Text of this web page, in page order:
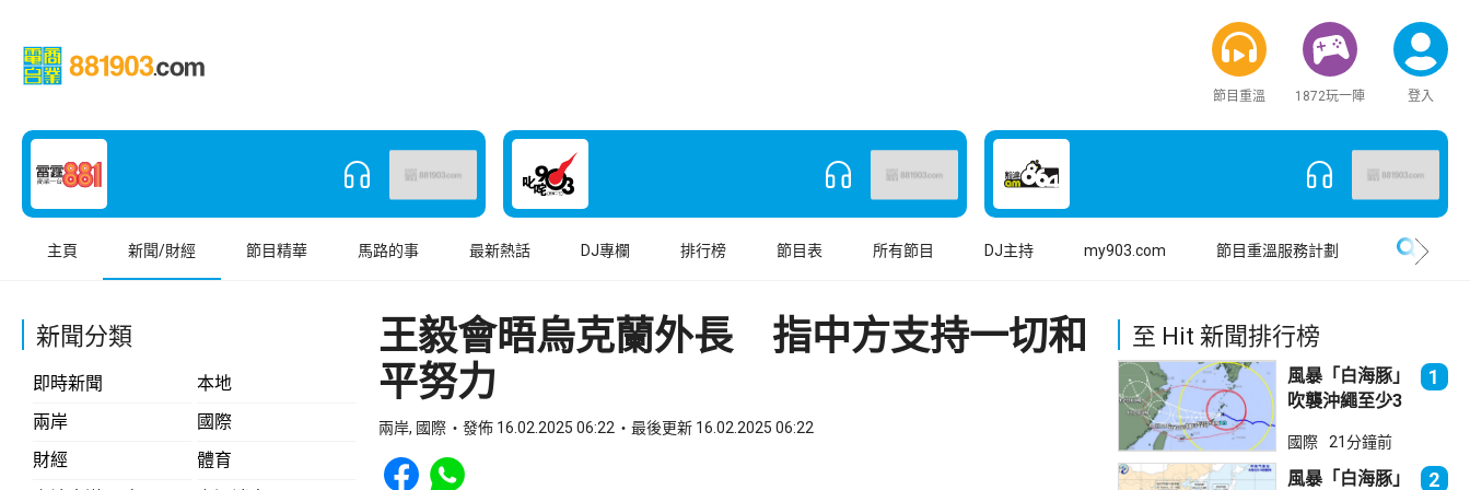
節目重溫 1872玩一陣 登入
主頁 新聞/財經 節目精華 馬路的事 最新熱話 DJ專欄 排行榜 節目表 所有節目 DJ主持 my903.com 節目重溫服務計劃
新聞分類
即時新聞
本地
兩岸
國際
財經
體育
王毅會晤烏克蘭外長 指中方支持一切和
平努力
兩岸, 國際 發佈 16.02.2025 06:22 最後更新 16.02.2025 06:22
Share to Facebook
Share to WhatsApp
至 Hit 新聞排行榜
風暴「白海豚」
吹襲沖繩至少3
取消
1
國際 21分鐘前
風暴「白海豚」 2